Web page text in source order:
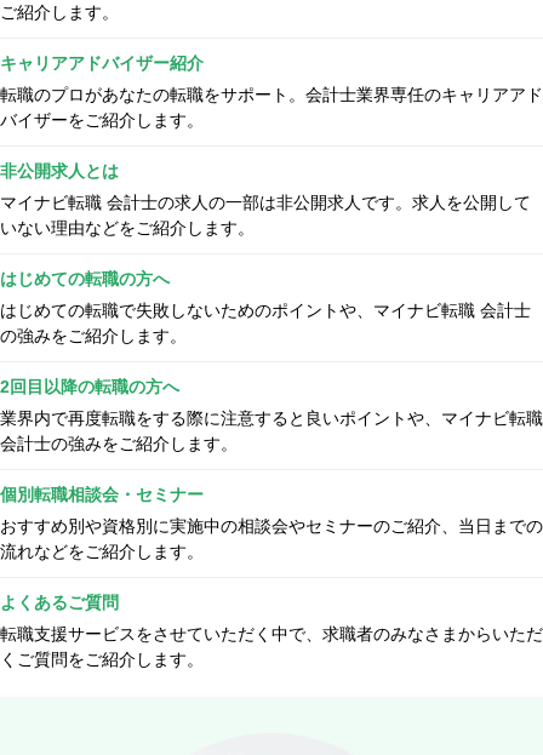
ご紹介します。
キャリアアドバイザー紹介
転職のプロがあなたの転職をサポート。会計士業界専任のキャリアアド
バイザーをご紹介します。
非公開求人とは
マイナビ転職 会計士の求人の一部は非公開求人です。求人を公開して
いない理由などをご紹介します。
はじめての転職の方へ
はじめての転職で失敗しないためのポイントや、マイナビ転職 会計士
の強みをご紹介します。
2回目以降の転職の方へ
業界内で再度転職をする際に注意すると良いポイントや、マイナビ転職
会計士の強みをご紹介します。
個別転職相談会・セミナー
おすすめ別や資格別に実施中の相談会やセミナーのご紹介、当日までの
流れなどをご紹介します。
よくあるご質問
転職支援サービスをさせていただく中で、求職者のみなさまからいただ
くご質問をご紹介します。